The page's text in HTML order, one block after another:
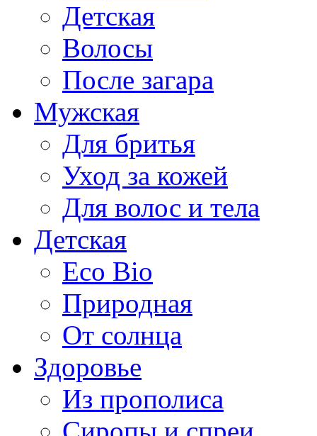
Детская
Волосы
После загара
Мужская
Для бритья
Уход за кожей
Для волос и тела
Детская
Eco Bio
Природная
От солнца
Здоровье
Из прополиса